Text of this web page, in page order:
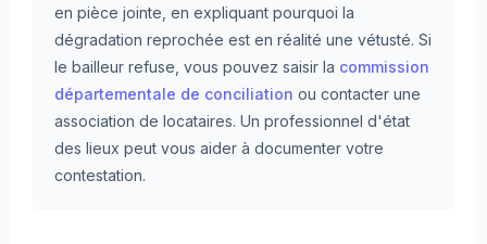
en pièce jointe, en expliquant pourquoi la
dégradation reprochée est en réalité une vétusté. Si
le bailleur refuse, vous pouvez saisir la commission
départementale de conciliation ou contacter une
association de locataires. Un professionnel d'état
des lieux peut vous aider à documenter votre
contestation.